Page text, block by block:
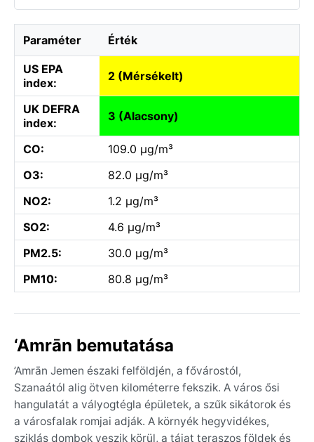
Paraméter Érték
US EPA
index:
2 (Mérsékelt)
UK DEFRA
index:
3 (Alacsony)
CO:
109.0 µg/m³
O3:
82.0 µg/m³
NO2:
1.2 µg/m³
SO2:
4.6 µg/m³
PM2.5:
30.0 µg/m³
PM10:
80.8 µg/m³
‘Amrān bemutatása
’Amrān Jemen északi felföldjén, a fővárostól,
Szanaától alig ötven kilométerre fekszik. A város ősi
hangulatát a vályogtégla épületek, a szűk sikátorok és
a városfalak romjai adják. A környék hegyvidékes,
sziklás dombok veszik körül, a tájat teraszos földek és